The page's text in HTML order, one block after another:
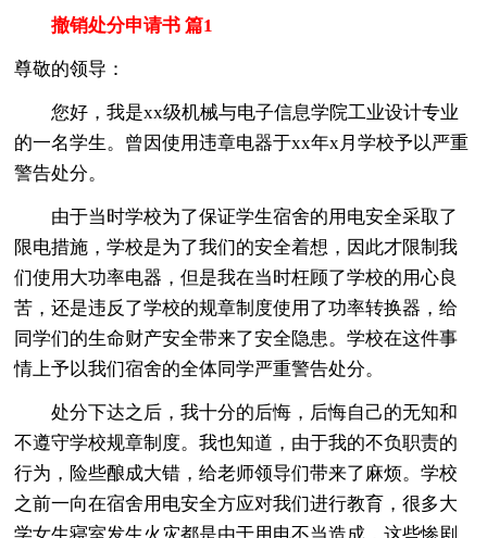
撤销处分申请书 篇1
尊敬的领导：
您好，我是xx级机械与电子信息学院工业设计专业
的一名学生。曾因使用违章电器于xx年x月学校予以严重
警告处分。
由于当时学校为了保证学生宿舍的用电安全采取了
限电措施，学校是为了我们的安全着想，因此才限制我
们使用大功率电器，但是我在当时枉顾了学校的用心良
苦，还是违反了学校的规章制度使用了功率转换器，给
同学们的生命财产安全带来了安全隐患。学校在这件事
情上予以我们宿舍的全体同学严重警告处分。
处分下达之后，我十分的后悔，后悔自己的无知和
不遵守学校规章制度。我也知道，由于我的不负职责的
行为，险些酿成大错，给老师领导们带来了麻烦。学校
之前一向在宿舍用电安全方应对我们进行教育，很多大